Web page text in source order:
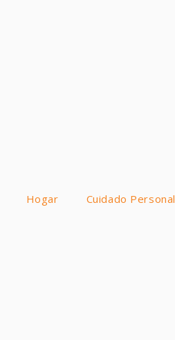
Hogar Cuidado Personal